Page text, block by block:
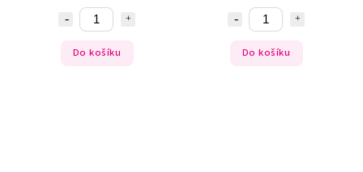
Do košíku Do košíku